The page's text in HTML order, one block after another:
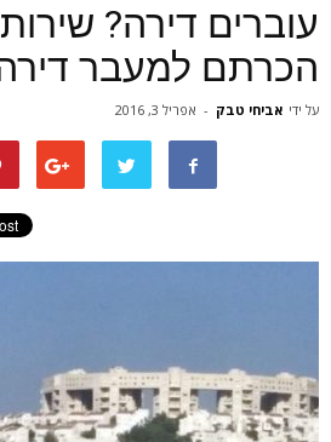
עוברים דירה?
הכרתם למעבר
על ידי אביחי טבק - אפריל 3, 2016